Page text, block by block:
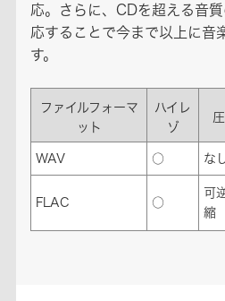
応。さらに、CDを超える音
応することで今まで以上に音
す。
ファイルフォーマ
ット
ハイレ
ゾ
WAV ○ な
FLAC ○
可
縮